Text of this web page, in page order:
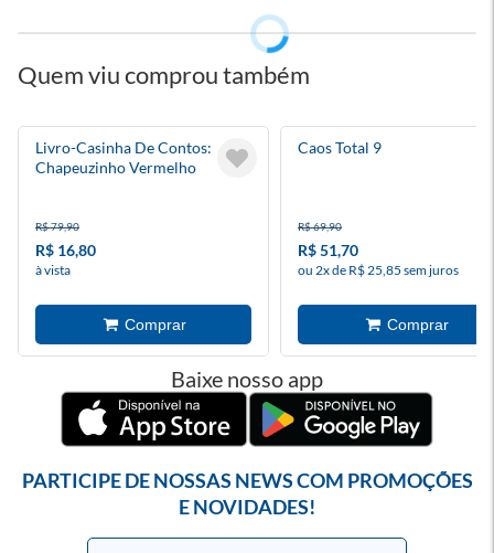
Quem viu comprou também
Livro-Casinha De Contos:
Chapeuzinho Vermelho
R$ 79,90
R$ 16,80
à vista
Caos Total 9
R$ 69,90
R$ 51,70
ou 2x de R$ 25,85 sem juros
Baixe nosso app
PARTICIPE DE NOSSAS NEWS COM PROMOÇÕES
E NOVIDADES!